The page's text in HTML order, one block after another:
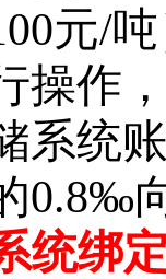
元/
操作
系统
0.8‰
统绑